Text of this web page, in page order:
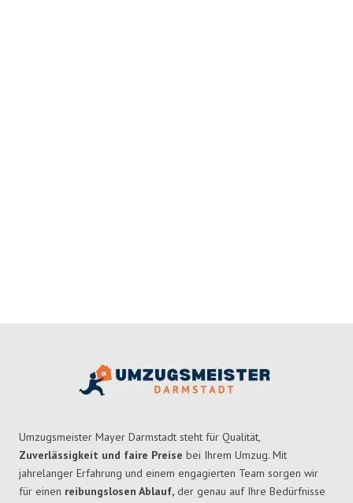
Umzugsmeister Mayer Darmstadt steht für Qualität,
Zuverlässigkeit und faire Preise bei Ihrem Umzug. Mit
jahrelanger Erfahrung und einem engagierten Team sorgen wir
für einen reibungslosen Ablauf, der genau auf Ihre Bedürfnisse